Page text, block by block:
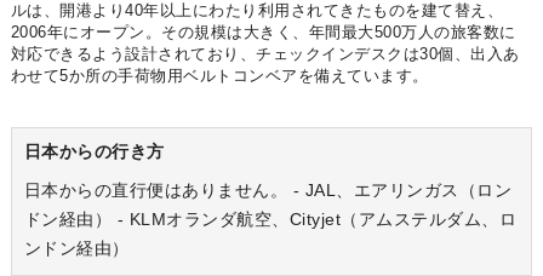
ルは、開港より40年以上にわたり利用されてきたものを建て替え、
2006年にオープン。その規模は大きく、年間最大500万人の旅客数に
対応できるよう設計されており、チェックインデスクは30個、出入あ
わせて5か所の手荷物用ベルトコンベアを備えています。
日本からの行き方
日本からの直行便はありません。 - JAL、エアリンガス（ロン
ドン経由） - KLMオランダ航空、Cityjet（アムステルダム、ロ
ンドン経由）